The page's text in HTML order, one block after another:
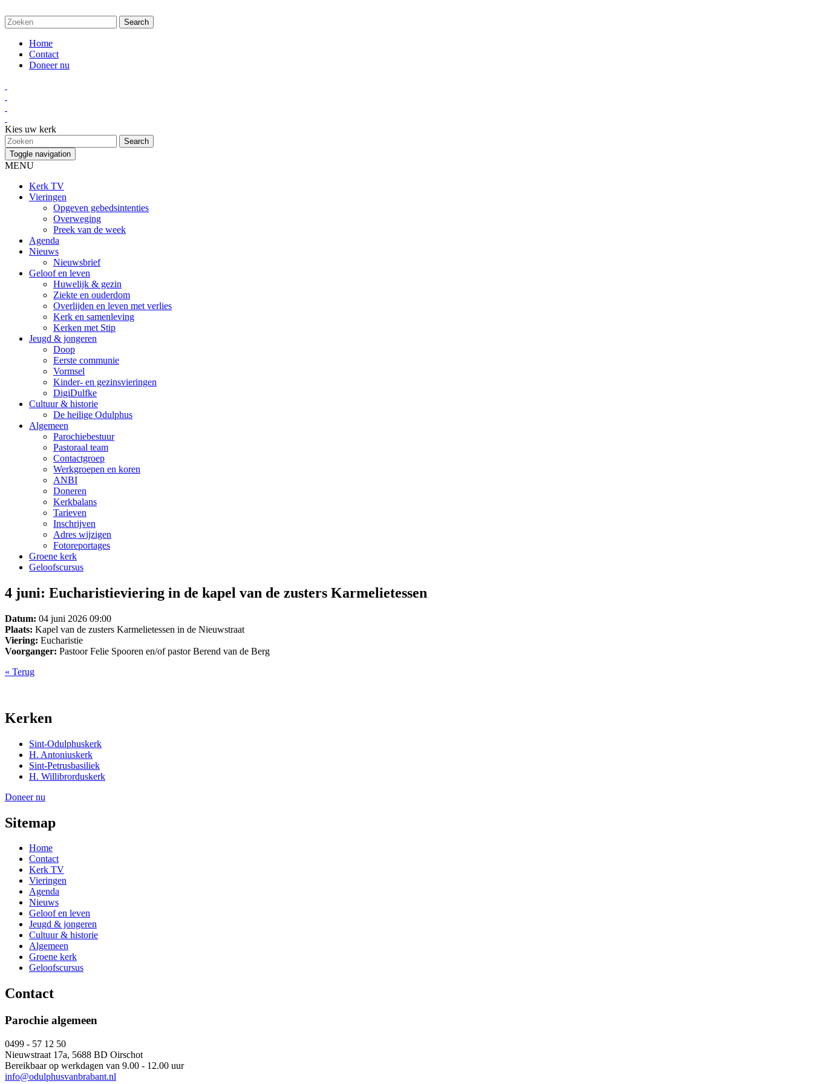
Home
Contact
Doneer nu
Kies uw kerk
Toggle navigation
MENU
Kerk TV
Vieringen
Opgeven gebedsintenties
Overweging
Preek van de week
Agenda
Nieuws
Nieuwsbrief
Geloof en leven
Huwelijk & gezin
Ziekte en ouderdom
Overlijden en leven met verlies
Kerk en samenleving
Kerken met Stip
Jeugd & jongeren
Doop
Eerste communie
Vormsel
Kinder- en gezinsvieringen
DigiDulfke
Cultuur & historie
De heilige Odulphus
Algemeen
Parochiebestuur
Pastoraal team
Contactgroep
Werkgroepen en koren
ANBI
Doneren
Kerkbalans
Tarieven
Inschrijven
Adres wijzigen
Fotoreportages
Groene kerk
Geloofscursus
4 juni: Eucharistieviering in de kapel van de zusters Karmelietessen
Datum: 04 juni 2026 09:00
Plaats: Kapel van de zusters Karmelietessen in de Nieuwstraat
Viering: Eucharistie
Voorganger: Pastoor Felie Spooren en/of pastor Berend van de Berg
« Terug
Kerken
Sint-Odulphuskerk
H. Antoniuskerk
Sint-Petrusbasiliek
H. Willibrorduskerk
Doneer nu
Sitemap
Home
Contact
Kerk TV
Vieringen
Agenda
Nieuws
Geloof en leven
Jeugd & jongeren
Cultuur & historie
Algemeen
Groene kerk
Geloofscursus
Contact
Parochie algemeen
0499 - 57 12 50
Nieuwstraat 17a, 5688 BD Oirschot
Bereikbaar op werkdagen van 9.00 - 12.00 uur
info@odulphusvanbrabant.nl